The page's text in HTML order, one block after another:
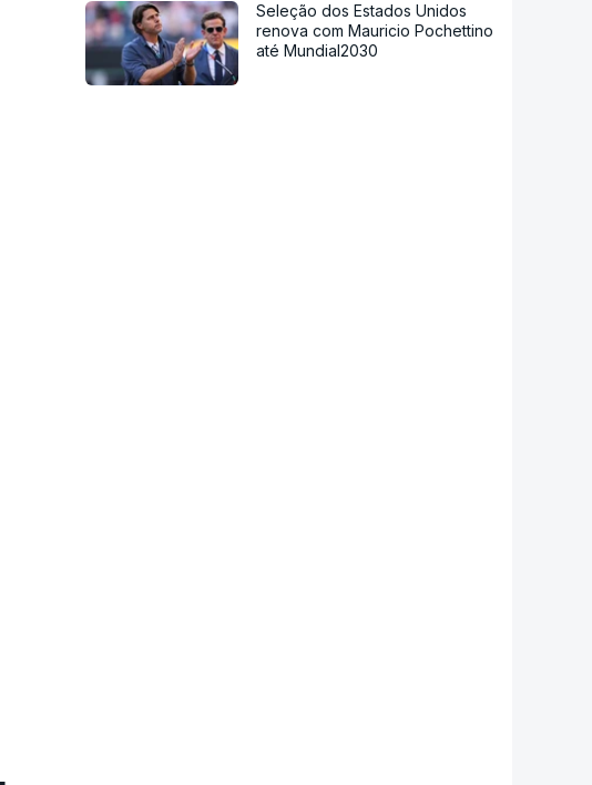
Seleção dos Estados Unidos
renova com Mauricio Pochettino
até Mundial2030